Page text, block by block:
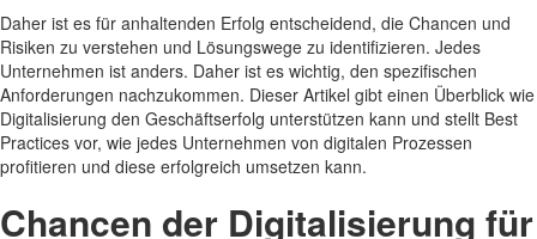
Daher ist es für anhaltenden Erfolg entscheidend, die Chancen und
Risiken zu verstehen und Lösungswege zu identifizieren. Jedes
Unternehmen ist anders. Daher ist es wichtig, den spezifischen
Anforderungen nachzukommen. Dieser Artikel gibt einen Überblick wie
Digitalisierung den Geschäftserfolg unterstützen kann und stellt Best
Practices vor, wie jedes Unternehmen von digitalen Prozessen
profitieren und diese erfolgreich umsetzen kann.
Chancen der Digitalisierung für